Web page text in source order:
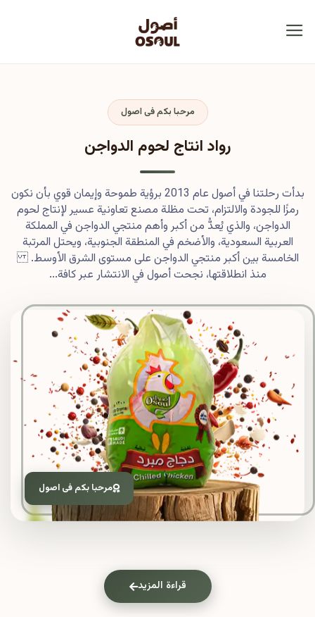
مرحبا بكم فى اصول
مرحبا بكم فى اصول
رواد انتاج لحوم الدواجن
بدأت رحلتنا في أصول عام 2013 برؤية طموحة وإيمان قوي بأن نكون
رمزًا للجودة والالتزام، تحت مظلة مصنع تعاونية عسير لإنتاج لحوم
الدواجن، والذي يُعدُّ من أكبر وأهم منتجي الدواجن في المملكة
العربية السعودية، والأضخم في المنطقة الجنوبية، ويحتل المرتبة
الخامسة بين أكبر منتجي الدواجن على مستوى الشرق الأوسط.
منذ انطلاقتها، نجحت أصول في الانتشار عبر كافة...
قراءة المزيد